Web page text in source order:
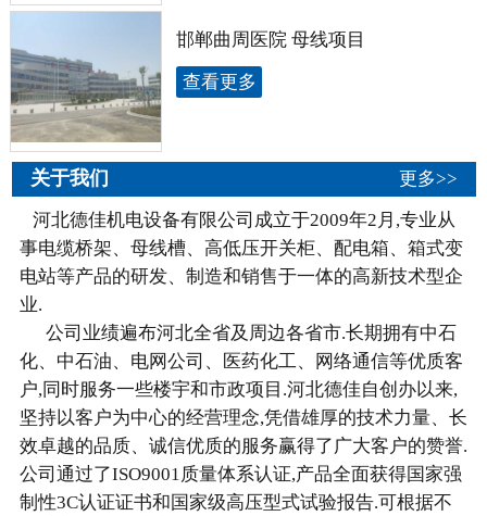
邯郸曲周医院 母线项目
查看更多
关于我们
更多>>
河北德佳机电设备有限公司成立于2009年2月,专业从
事电缆桥架、母线槽、高低压开关柜、配电箱、箱式变
电站等产品的研发、制造和销售于一体的高新技术型企
业.
公司业绩遍布河北全省及周边各省市.长期拥有中石
化、中石油、电网公司、医药化工、网络通信等优质客
户,同时服务一些楼宇和市政项目.河北德佳自创办以来,
坚持以客户为中心的经营理念,凭借雄厚的技术力量、长
效卓越的品质、诚信优质的服务赢得了广大客户的赞誉.
公司通过了ISO9001质量体系认证,产品全面获得国家强
制性3C认证证书和国家级高压型式试验报告.可根据不